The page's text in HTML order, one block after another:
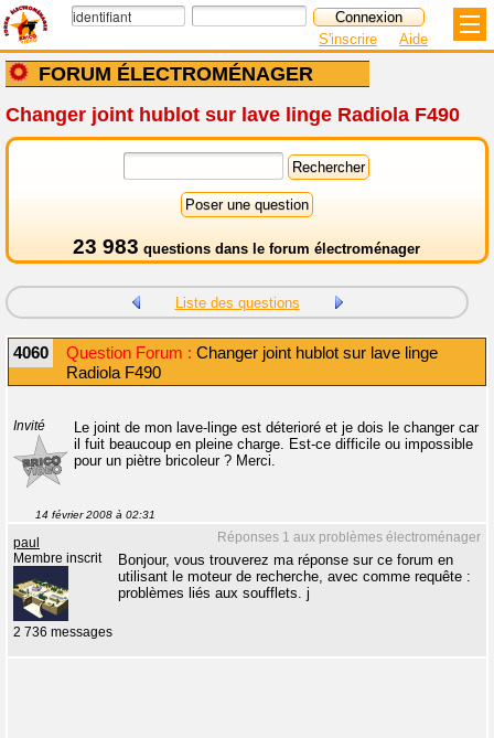
FORUM ÉLECTROMÉNAGER
S'inscrire Aide
Changer joint hublot sur lave linge Radiola F490
23 983 questions dans le forum électroménager
Liste des questions
4060 Question Forum : Changer joint hublot sur lave linge
Radiola F490
Invité
Le joint de mon lave-linge est déterioré et je dois le changer car
il fuit beaucoup en pleine charge. Est-ce difficile ou impossible
pour un piètre bricoleur ? Merci.
14 février 2008 à 02:31
Réponses 1 aux problèmes électroménager
paul
Membre inscrit
2 736 messages
Bonjour, vous trouverez ma réponse sur ce forum en
utilisant le moteur de recherche, avec comme requête :
problèmes liés aux soufflets. j